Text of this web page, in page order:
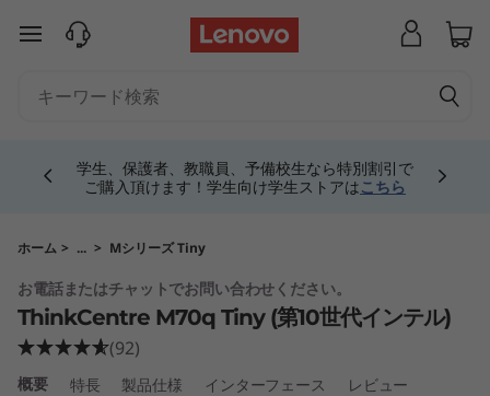
T
C
e
n
メインコンテンツにスキップする
学生、保護者、教職員、予備校生なら特別割引で
ご購入頂けます！学生向け学生ストアはこちら
ホーム > ... > Mシリーズ Tiny
お電話またはチャットでお問い合わせください。
ThinkCentre M70q Tiny (第10世代インテル)
(92)
概要 特長 製品仕様 インターフェース レビュー